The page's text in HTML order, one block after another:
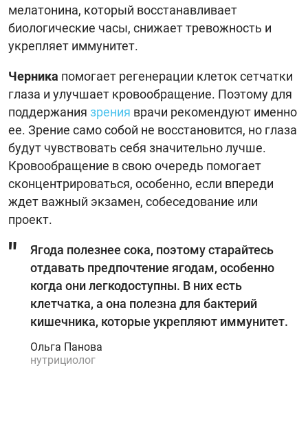
мелатонина, который восстанавливает
биологические часы, снижает тревожность и
укрепляет иммунитет.
Черника помогает регенерации клеток сетчатки
глаза и улучшает кровообращение. Поэтому для
поддержания зрения врачи рекомендуют именно
ее. Зрение само собой не восстановится, но глаза
будут чувствовать себя значительно лучше.
Кровообращение в свою очередь помогает
сконцентрироваться, особенно, если впереди
ждет важный экзамен, собеседование или
проект.
Ягода полезнее сока, поэтому старайтесь
отдавать предпочтение ягодам, особенно
когда они легкодоступны. В них есть
клетчатка, а она полезна для бактерий
кишечника, которые укрепляют иммунитет.
Ольга Панова
нутрициолог